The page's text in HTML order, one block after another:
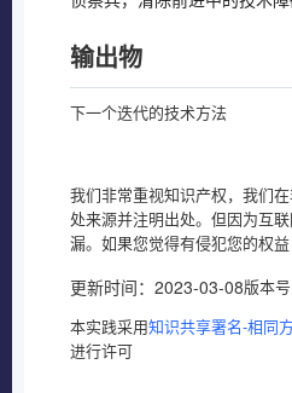
输出物
下一个迭代的技术方法
我们非常重视知识产权，我们
处来源并注明出处。但因为互
漏。如果您觉得有侵犯您的权益
更新时间： 2023-03-08版本
本实践采用知识共享署名-相同
进行许可